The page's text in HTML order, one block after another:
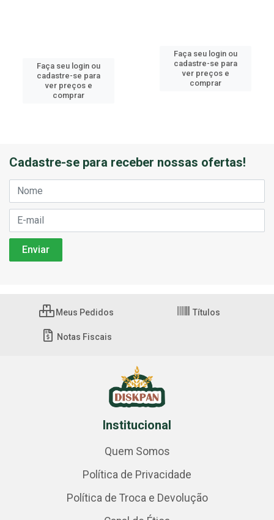
Faça seu login ou
cadastre-se para
ver preços e
comprar
Faça seu login ou
cadastre-se para
ver preços e
comprar
Cadastre-se para receber nossas ofertas!
Meus Pedidos Títulos
Notas Fiscais
Institucional
Quem Somos
Política de Privacidade
Política de Troca e Devolução